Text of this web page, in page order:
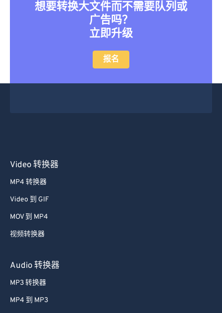
想要转换大文件而不需要队列或
广告吗？
立即升级
报名
Video 转换器
MP4 转换器
Video 到 GIF
MOV 到 MP4
视频转换器
Audio 转换器
MP3 转换器
MP4 到 MP3